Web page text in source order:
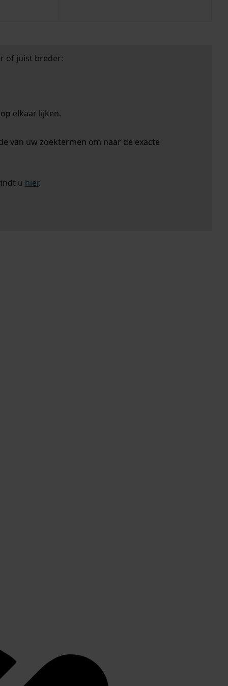
of juist breder:
elkaar lijken.
van uw zoektermen om naar de exacte
u hier.